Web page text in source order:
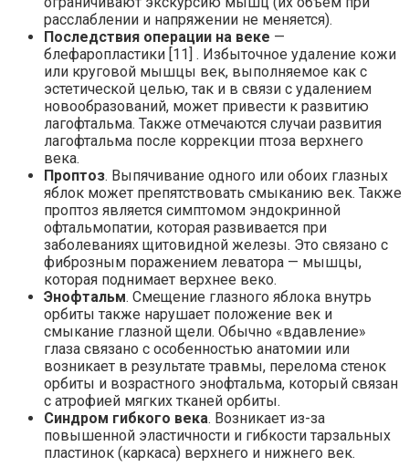
расслаблении и напряжении не меняется).
Последствия операции на веке —
блефаропластики [11] . Избыточное удаление кожи
или круговой мышцы век, выполняемое как с
эстетической целью, так и в связи с удалением
новообразований, может привести к развитию
лагофтальма. Также отмечаются случаи развития
лагофтальма после коррекции птоза верхнего
века.
Проптоз. Выпячивание одного или обоих глазных
яблок может препятствовать смыканию век. Также
проптоз является симптомом эндокринной
офтальмопатии, которая развивается при
заболеваниях щитовидной железы. Это связано с
фиброзным поражением леватора — мышцы,
которая поднимает верхнее веко.
Энофтальм. Смещение глазного яблока внутрь
орбиты также нарушает положение век и
смыкание глазной щели. Обычно «вдавление»
глаза связано с особенностью анатомии или
возникает в результате травмы, перелома стенок
орбиты и возрастного энофтальма, который связан
с атрофией мягких тканей орбиты.
Синдром гибкого века. Возникает из-за
повышенной эластичности и гибкости тарзальных
пластинок (каркаса) верхнего и нижнего век.